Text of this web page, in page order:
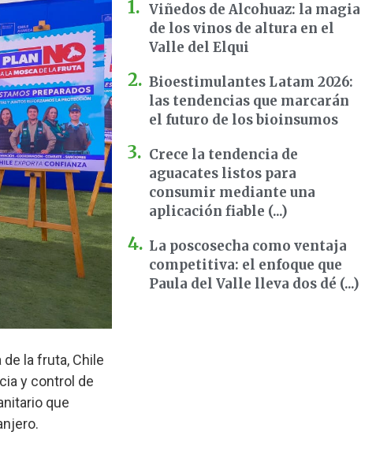
la fruta, Chile
y control de
que
Viñedos de Alcohuaz: la magia
de los vinos de altura en el
Valle del Elqui
Bioestimulantes Latam 2026:
las tendencias que marcarán
el futuro de los bioinsumos
Crece la tendencia de
aguacates listos para
consumir mediante una
aplicación fiable (...)
La poscosecha como ventaja
competitiva: el enfoque que
Paula del Valle lleva dos dé (...)